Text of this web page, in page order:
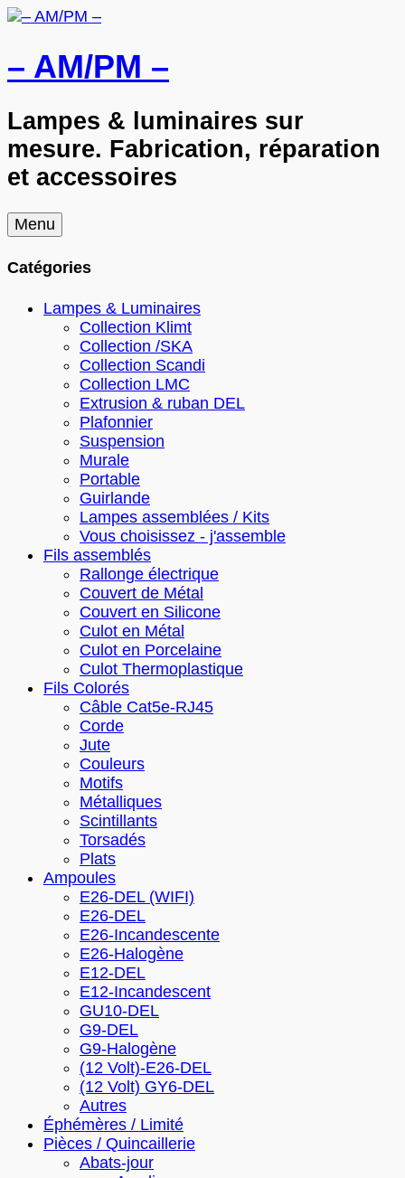
– AM/PM –
Lampes & luminaires sur
mesure. Fabrication, réparation
et accessoires
Menu Skip
to
Catégories
Lampes & Luminaires
Collection Klimt
Collection /SKA
Collection Scandi
Collection LMC
Extrusion & ruban DEL
Plafonnier
Suspension
Murale
Portable
Guirlande
Lampes assemblées / Kits
Vous choisissez - j'assemble
Fils assemblés
Rallonge électrique
Couvert de Métal
Couvert en Silicone
Culot en Métal
Culot en Porcelaine
Culot Thermoplastique
Fils Colorés
Câble Cat5e-RJ45
Corde
Jute
Couleurs
Motifs
Métalliques
Scintillants
Torsadés
Plats
Ampoules
E26-DEL (WIFI)
E26-DEL
E26-Incandescente
E26-Halogène
E12-DEL
E12-Incandescent
GU10-DEL
G9-DEL
G9-Halogène
(12 Volt)-E26-DEL
(12 Volt) GY6-DEL
Autres
Éphémères / Limité
Pièces / Quincaillerie
Abats-jour